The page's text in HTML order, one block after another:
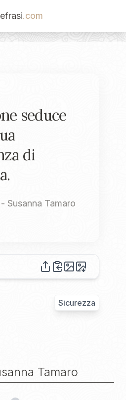
.com
seduce
di
- Susanna Tamaro
Sicurezza
Tamaro